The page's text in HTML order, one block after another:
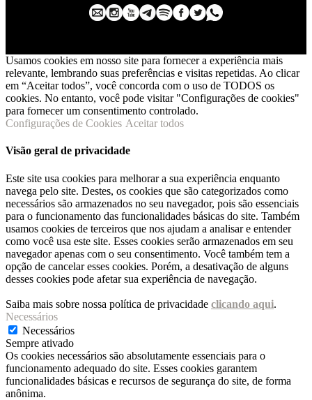
Usamos cookies em nosso site para fornecer a experiência mais
relevante, lembrando suas preferências e visitas repetidas. Ao clicar
em “Aceitar todos”, você concorda com o uso de TODOS os
cookies. No entanto, você pode visitar "Configurações de cookies"
para fornecer um consentimento controlado.
Configurações de Cookies Aceitar todos
Visão geral de privacidade
Este site usa cookies para melhorar a sua experiência enquanto
navega pelo site. Destes, os cookies que são categorizados como
necessários são armazenados no seu navegador, pois são essenciais
para o funcionamento das funcionalidades básicas do site. Também
usamos cookies de terceiros que nos ajudam a analisar e entender
como você usa este site. Esses cookies serão armazenados em seu
navegador apenas com o seu consentimento. Você também tem a
opção de cancelar esses cookies. Porém, a desativação de alguns
desses cookies pode afetar sua experiência de navegação.
Saiba mais sobre nossa política de privacidade clicando aqui.
Necessários
Necessários
Sempre ativado
Os cookies necessários são absolutamente essenciais para o
funcionamento adequado do site. Esses cookies garantem
funcionalidades básicas e recursos de segurança do site, de forma
anônima.